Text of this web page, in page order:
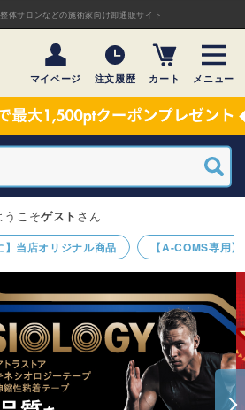
体サロンなどの施術家向け卸通販サイト
マイページ 注文履歴 カート メニュー
】当店オリジナル商品 【A-COMS専用
うこそゲスト さん